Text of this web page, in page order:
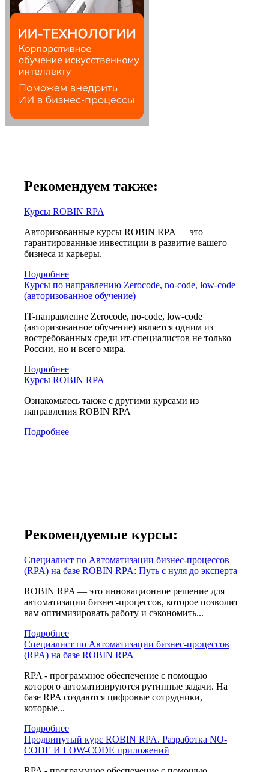
Рекомендуем также:
Курсы ROBIN RPA
Авторизованные курсы ROBIN RPA — это
гарантированные инвестиции в развитие вашего
бизнеса и карьеры.
Подробнее
Курсы по направлению Zerocode, no-code, low-code
(авторизованное обучение)
IT-направление Zerocode, no-code, low-code
(авторизованное обучение) является одним из
востребованных среди ит-специалистов не только
России, но и всего мира.
Подробнее
Курсы ROBIN RPA
Ознакомьтесь также с другими курсами из
направления ROBIN RPA
Подробнее
Рекомендуемые курсы:
Специалист по Автоматизации бизнес-процессов
(RPA) на базе ROBIN RPA: Путь c нуля до эксперта
ROBIN RPA — это инновационное решение для
автоматизации бизнес-процессов, которое позволит
вам оптимизировать работу и сэкономить...
Подробнее
Специалист по Автоматизации бизнес-процессов
(RPA) на базе ROBIN RPA
RPA - программное обеспечение с помощью
которого автоматизируются рутинные задачи. На
базе RPA создаются цифровые сотрудники,
которые...
Подробнее
Продвинутый курс ROBIN RPA. Разработка NO-
CODE И LOW-CODE приложений